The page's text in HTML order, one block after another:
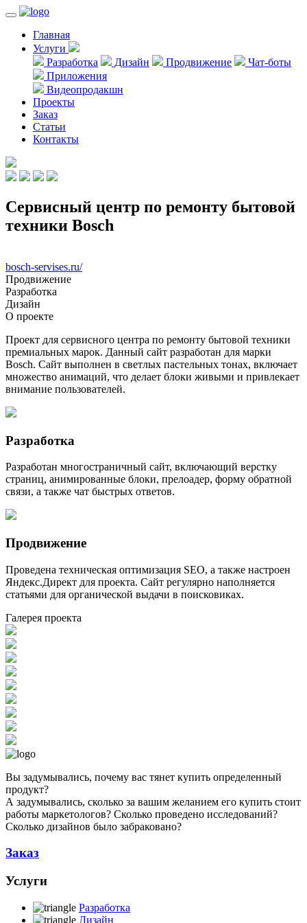
Главная
Услуги
Разработка
Дизайн Продвижение
Чат-боты
Приложения
Видеопродакшн
Проекты
Заказ
Статьи
Контакты
Сервисный центр по ремонту бытовой
техники Bosch
bosch-servises.ru/
Продвижение
Разработка
Дизайн
О проекте
Проект для сервисного центра по ремонту бытовой техники
премиальных марок. Данный сайт разработан для марки
Bosch. Сайт выполнен в светлых пастельных тонах, включает
множество анимаций, что делает блоки живыми и привлекает
внимание пользователей.
Разработка
Разработан многостраничный сайт, включающий верстку
страниц, анимированные блоки, прелоадер, форму обратной
связи, а также чат быстрых ответов.
Продвижение
Проведена техническая оптимизация SEO, а также настроен
Яндекс.Директ для проекта. Сайт регулярно наполняется
статьями для органической выдачи в поисковиках.
Галерея проекта
Вы задумывались, почему вас тянет купить определенный
продукт?
А задумывались, сколько за вашим желанием его купить стоит
работы маркетологов? Сколько проведено исследований?
Сколько дизайнов было забраковано?
Заказ
Услуги
Разработка
Дизайн